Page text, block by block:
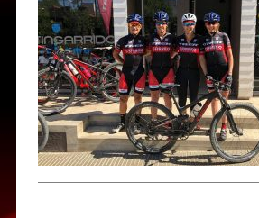
A
p
p
r
a
m
e
r
o
o
k
n
g
e
r
i
n
k
F
r
i
e
n
d
l
y